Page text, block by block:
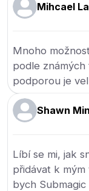
Mihcael La
Mnoho
podle známých
podporou je
Shawn
Líbí se mi, jak
přidávat k
bych